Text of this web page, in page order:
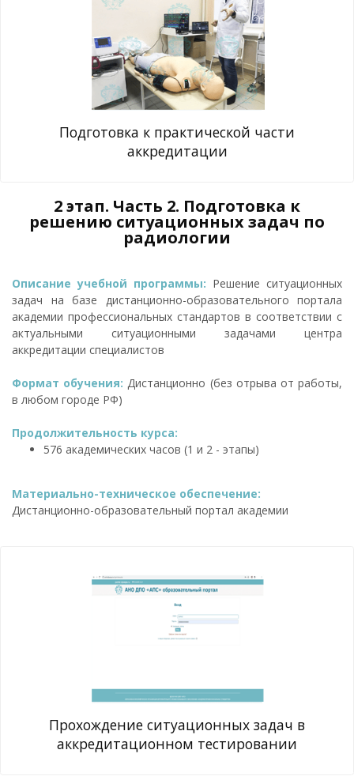
Подготовка к практической части
аккредитации
2 этап. Часть 2. Подготовка к
решению ситуационных задач по
радиологии
Описание учебной программы: Решение ситуационных
задач на базе дистанционно-образовательного портала
академии профессиональных стандартов в соответствии с
актуальными ситуационными задачами центра
аккредитации специалистов
Формат обучения:Дистанционно (без отрыва от работы,
в любом городе РФ)
Продолжительность курса:
576 академических часов (1 и 2 - этапы)
Материально-техническое обеспечение:
Дистанционно-образовательный портал академии
Прохождение ситуационных задач в
аккредитационном тестировании